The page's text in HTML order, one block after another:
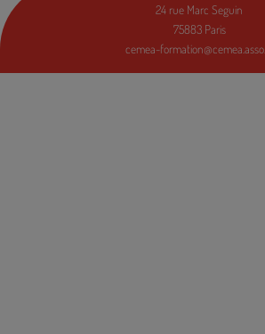
24 rue Marc Seguin
75883 Paris
cemea-